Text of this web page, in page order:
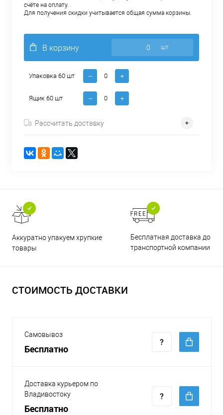
счёте на оплату.
Для получения скидки учитывается общая сумма корзины.
В корзину шт
Упаковка 60 шт
Ящик 60 шт
Рассчитать доставку
Аккуратно упакуем хрупкие
товары
Бесплатная доставка до
транспортной компании
СТОИМОСТЬ ДОСТАВКИ
Самовывоз
Бесплатно
Доставка курьером по
Владивостоку
Бесплатно